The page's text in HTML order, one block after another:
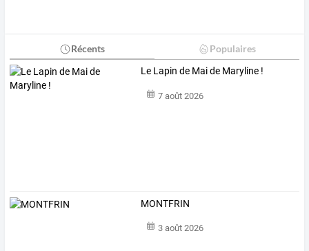
Récents Populaires
Le Lapin de Mai de Maryline !
7 août 2026
MONTFRIN
3 août 2026